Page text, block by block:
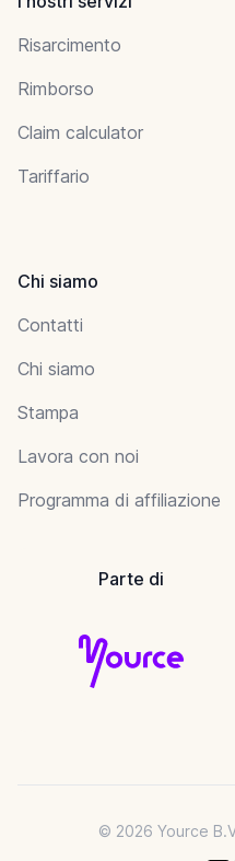
Risarcimento
Rimborso
Claim calculator
Tariffario
Chi siamo
Contatti
Chi siamo
Stampa
Lavora con noi
Programma di affiliazione
Parte di
© 2026 Yource